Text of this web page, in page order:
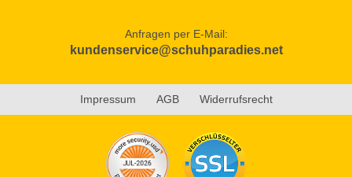
Anfragen per E-Mail:
kundenservice@schuhparadies.net
Impressum AGB Widerrufsrecht